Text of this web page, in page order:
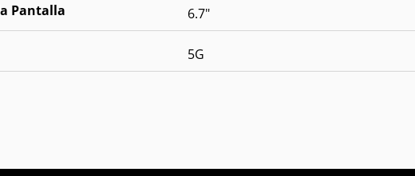
Pantalla 6.7"
5G